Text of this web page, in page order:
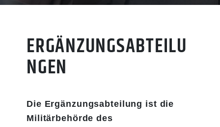
ERGÄNZUNGSABTEILU
NGEN
​​​​​​​Die Ergänzungsabteilung ist die
Militärbehörde des